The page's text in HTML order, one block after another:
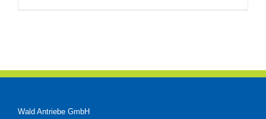
Wald Antriebe GmbH